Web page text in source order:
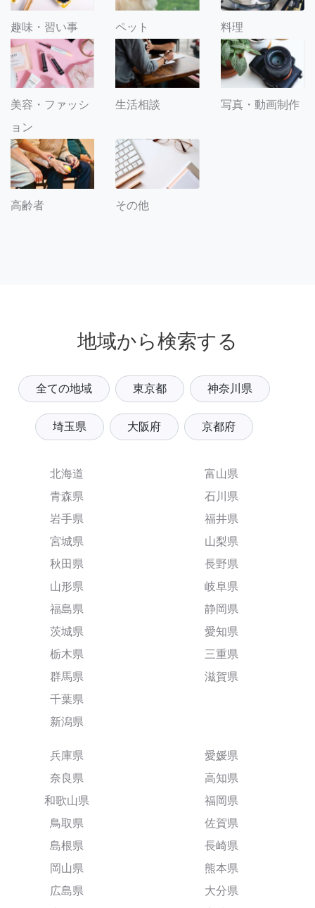
趣味・習い事 ペット 料理
美容・ファッシ
ョン
生活相談 写真・動画制作
高齢者 その他
地域から検索する
全ての地域 東京都 神奈川県
埼玉県 大阪府 京都府
北海道
青森県
岩手県
宮城県
秋田県
山形県
福島県
茨城県
栃木県
群馬県
千葉県
新潟県
富山県
石川県
福井県
山梨県
長野県
岐阜県
静岡県
愛知県
三重県
滋賀県
兵庫県
奈良県
和歌山県
鳥取県
島根県
岡山県
広島県
愛媛県
高知県
福岡県
佐賀県
長崎県
熊本県
大分県